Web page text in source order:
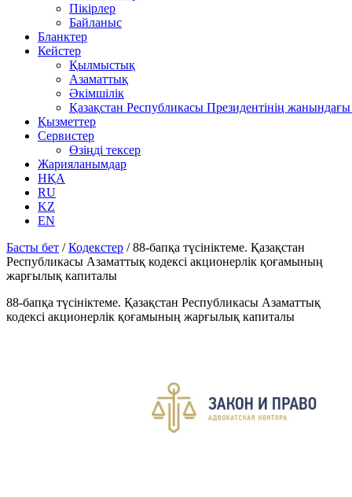
Пікірлер
Байланыс
Бланктер
Кейстер
Қылмыстық
Азаматтық
Әкімшілік
Қазақстан Республикасы Президентінің
Қызметтер
Сервистер
Өзіңді тексер
Жарияланымдар
НҚА
RU
KZ
EN
Басты бет /Кодекстер /88-бапқа түсініктеме. Қазақстан
Республикасы Азаматтық кодексі акционерлік қоғамының
жарғылық капиталы
88-бапқа түсініктеме. Қазақстан Республикасы Азаматтық
кодексі акционерлік қоғамының жарғылық капиталы